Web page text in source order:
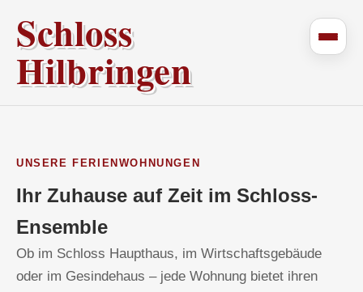
Schloss
Hilbringen
UNSERE FERIENWOHNUNGEN
Ihr Zuhause auf Zeit im Schloss-
Ensemble
Ob im Schloss Haupthaus, im Wirtschaftsgebäude
oder im Gesindehaus – jede Wohnung bietet ihren